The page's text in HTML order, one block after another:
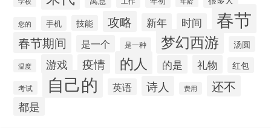
您的 手机 技能 攻略 新年 时间 春节
春节期间 是一个 是一种 梦幻西游 汤圆
温度 游戏 疫情 的人 的是 礼物 红包
考试 自己的 英语 诗人 费用 还不
都是